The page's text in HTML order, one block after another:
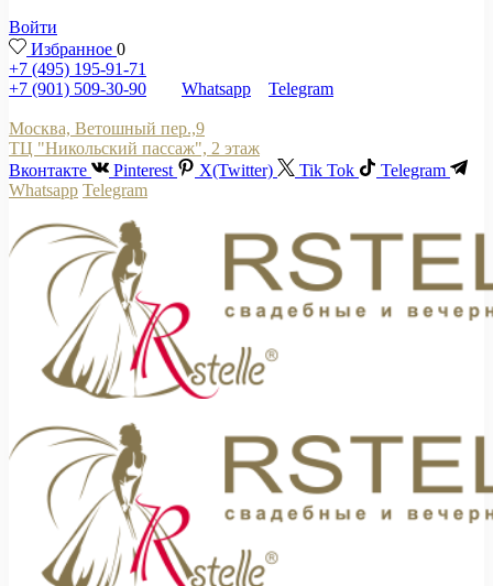
Войти
Избранное 0
+7 (495) 195-91-71
+7 (901) 509-30-90
Whatsapp Telegram
Москва, Ветошный пер.,9
ТЦ "Никольский пассаж", 2 этаж
Вконтакте
Pinterest X(Twitter) Tik Tok
Telegram
Whatsapp Telegram